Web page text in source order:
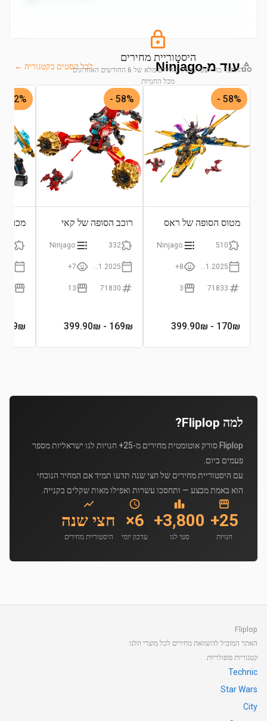
היסטוריית מחירים
התחבר כדי לצפות בגרף מחירים מלא של 6 החודשים האחרונים
מכל החנויות
התחבר לצפייה בגרף
עוד מ-Ninjago לכל הסטים בקטגוריה ←
58% -
מטוס הסופה של ראס
510
Ninjago
8+
71833
3
170₪
- 399.90₪
58% -
רוכב הסופה של קאי
332
Ninjago
7+
71830
13
169₪
- 399.90₪
52% -
מכונת
39₪
למה Fliplop?
Fliplop סורק אוטומטית מחירים מ-25+ חנויות לגו ישראליות מספר
פעמים ביום.
עם היסטוריית מחירים של חצי שנה תדעו תמיד אם המחיר הנוכחי
הוא באמת מבצע — ותחסכו עשרות ואפילו מאות שקלים בקנייה.
25+
חנויות
3,800+
סטי לגו
6×
עדכון יומי
חצי שנה
היסטוריית מחירים
Fliplop
האתר המוביל להשוואת מחירים לכל מוצרי הלגו
קטגוריות פופולריות
Technic
Star Wars
City